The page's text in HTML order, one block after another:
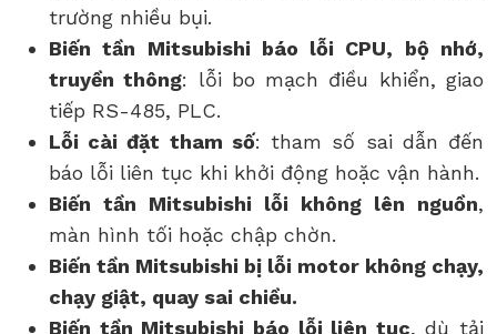
trường nhiều bụi.
Biến tần Mitsubishi báo lỗi CPU, bộ nhớ,
truyền thông: lỗi bo mạch điều khiển, giao
tiếp RS-485, PLC.
Lỗi cài đặt tham số: tham số sai dẫn đến
báo lỗi liên tục khi khởi động hoặc vận hành.
Biến tần Mitsubishi lỗi không lên nguồn,
màn hình tối hoặc chập chờn.
Biến tần Mitsubishi bị lỗi motor không chạy,
chạy giật, quay sai chiều.
Biến tần Mitsubishi báo lỗi liên tục, dù tải